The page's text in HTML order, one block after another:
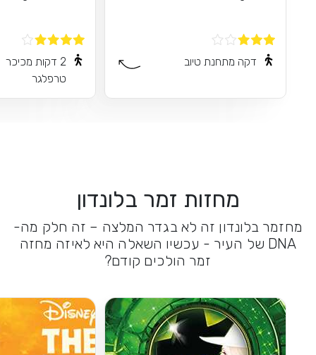
דקה מתחנת טיוב
2 דקות מכיכר
טרפלגר
מחזות זמר בלונדון
מחזמר בלונדון זה לא בגדר המלצה – זה חלק מה-
DNA של העיר - עכשיו השאלה היא לאיזה מחזה
זמר הולכים קודם?